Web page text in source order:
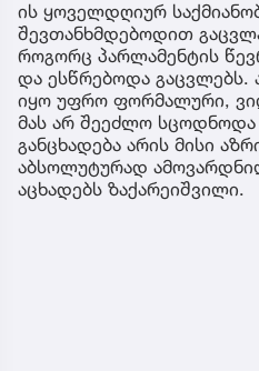
ის ყოველდღიურ
შევთანხმდებოდით
როგორც პარლამენტის
და ესწრებოდა გაცვლებს.
იყო უფრო ფორმალური,
მას არ შეეძლო სცოდნოდა
განცხადება არის მისი
აბსოლუტურად
აცხადებს ზაქარეიშვილი.